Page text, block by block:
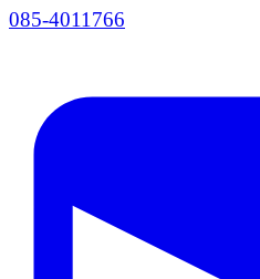
085-4011766